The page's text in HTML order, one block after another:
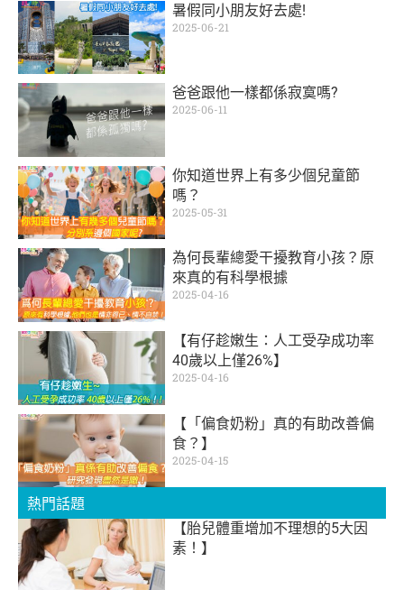
暑假同小朋友好去處!
2025-06-21
爸爸跟他一樣都係寂寞嗎?
2025-06-11
你知道世界上有多少個兒童節
嗎？
2025-05-31
為何長輩總愛干擾教育小孩？原
來真的有科學根據
2025-04-16
【有仔趁嫩生：人工受孕成功率
40歲以上僅26%】
2025-04-16
【「偏食奶粉」真的有助改善偏
食？】
2025-04-15
熱門話題
【胎兒體重增加不理想的5大因
素！】